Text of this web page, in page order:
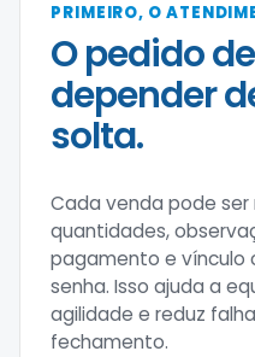
PRIMEIRO, O
O pedido
depender
solta.
Cada venda pode
quantidades,
pagamento e vínculo
senha. Isso ajuda a
agilidade e reduz
fechamento.